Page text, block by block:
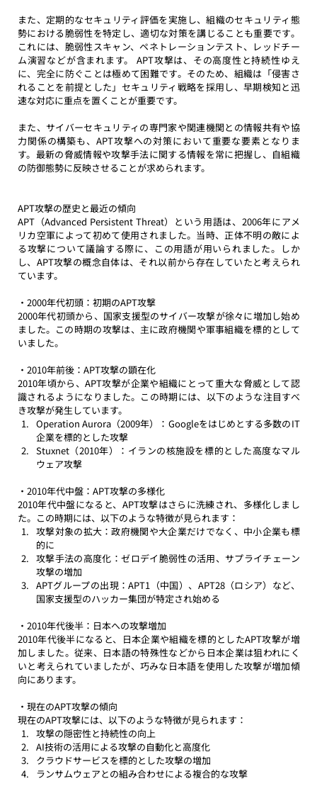
また、定期的なセキュリティ評価を実施し、組織のセキュリティ態
勢における脆弱性を特定し、適切な対策を講じることも重要です。
これには、脆弱性スキャン、ペネトレーションテスト、レッドチー
ム演習などが含まれます。 APT攻撃は、その高度性と持続性ゆえ
に、完全に防ぐことは極めて困難です。そのため、組織は「侵害さ
れることを前提とした」セキュリティ戦略を採用し、早期検知と迅
速な対応に重点を置くことが重要です。
また、サイバーセキュリティの専門家や関連機関との情報共有や協
力関係の構築も、APT攻撃への対策において重要な要素となりま
す。最新の脅威情報や攻撃手法に関する情報を常に把握し、自組織
の防御態勢に反映させることが求められます。
APT攻撃の歴史と最近の傾向
APT（Advanced Persistent Threat）という用語は、2006年にアメ
リカ空軍によって初めて使用されました。当時、正体不明の敵によ
る攻撃について議論する際に、この用語が用いられました。しか
し、APT攻撃の概念自体は、それ以前から存在していたと考えられ
ています。
・2000年代初頭：初期のAPT攻撃
2000年代初頭から、国家支援型のサイバー攻撃が徐々に増加し始め
ました。この時期の攻撃は、主に政府機関や軍事組織を標的として
いました。
・2010年前後：APT攻撃の顕在化
2010年頃から、APT攻撃が企業や組織にとって重大な脅威として認
識されるようになりました。この時期には、以下のような注目すべ
き攻撃が発生しています。
Operation Aurora（2009年）：Googleをはじめとする多数のIT
企業を標的とした攻撃
Stuxnet（2010年）：イランの核施設を標的とした高度なマル
ウェア攻撃
・2010年代中盤：APT攻撃の多様化
2010年代中盤になると、APT攻撃はさらに洗練され、多様化しまし
た。この時期には、以下のような特徴が見られます：
攻撃対象の拡大：政府機関や大企業だけでなく、中小企業も標
的に
攻撃手法の高度化：ゼロデイ脆弱性の活用、サプライチェーン
攻撃の増加
APTグループの出現：APT1（中国）、APT28（ロシア）など、
国家支援型のハッカー集団が特定され始める
・2010年代後半：日本への攻撃増加
2010年代後半になると、日本企業や組織を標的としたAPT攻撃が増
加しました。従来、日本語の特殊性などから日本企業は狙われにく
いと考えられていましたが、巧みな日本語を使用した攻撃が増加傾
向にあります。
・現在のAPT攻撃の傾向
現在のAPT攻撃には、以下のような特徴が見られます：
攻撃の隠密性と持続性の向上
AI技術の活用による攻撃の自動化と高度化
クラウドサービスを標的とした攻撃の増加
ランサムウェアとの組み合わせによる複合的な攻撃